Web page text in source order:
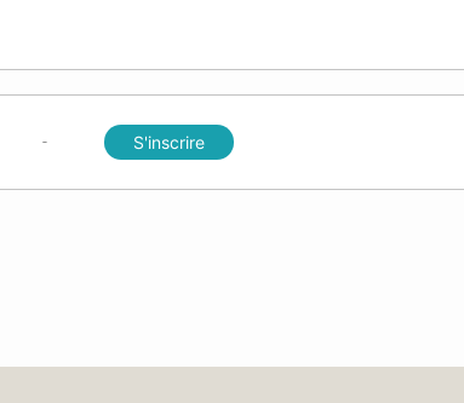
- S'inscrire